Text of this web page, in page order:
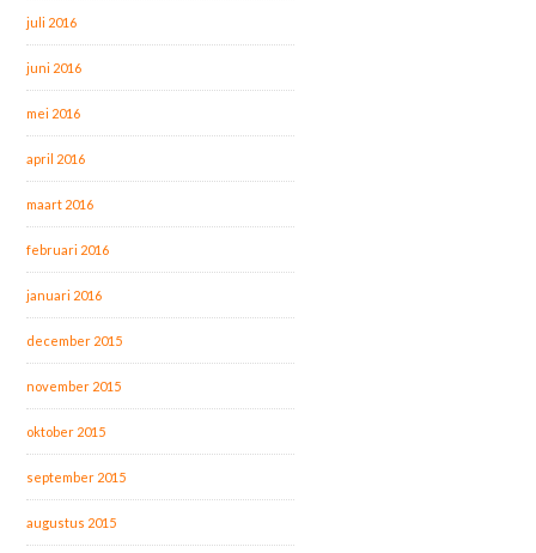
juli 2016
juni 2016
mei 2016
april 2016
maart 2016
februari 2016
januari 2016
december 2015
november 2015
oktober 2015
september 2015
augustus 2015